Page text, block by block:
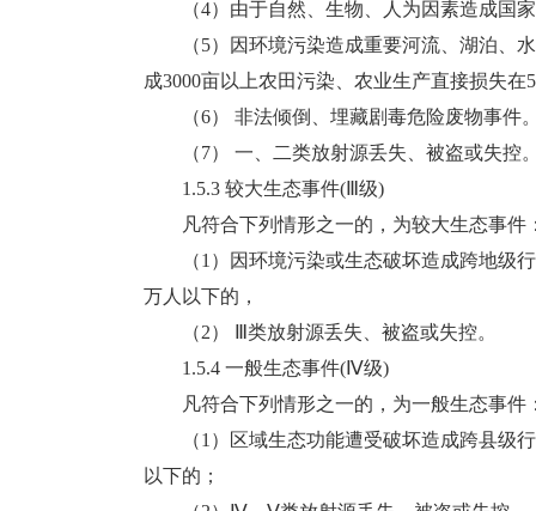
（4）由于自然、生物、人为因素造成国家
（5）因环境污染造成重要河流、湖泊、水
成3000亩以上农田污染、农业生产直接损失
（6） 非法倾倒、埋藏剧毒危险废物事件
（7） 一、二类放射源丢失、被盗或失控
1.5.3 较大生态事件(Ⅲ级)
凡符合下列情形之一的，为较大生态事件
（1）因环境污染或生态破坏造成跨地级行
万人以下的，
（2） Ⅲ类放射源丢失、被盗或失控。
1.5.4 一般生态事件(Ⅳ级)
凡符合下列情形之一的，为一般生态事件
（1）区域生态功能遭受破坏造成跨县级行
以下的；